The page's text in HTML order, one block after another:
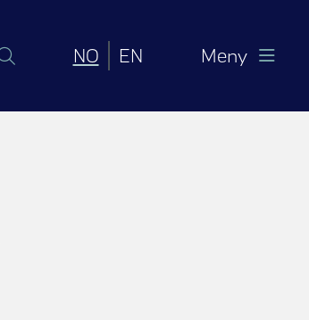
NONorsk bokmål
ENEnglish (United
Meny